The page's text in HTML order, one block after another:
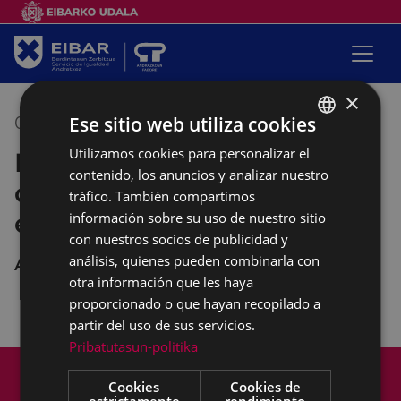
02/11/2021 10:00- 12:00
Empalabramiento: clases de
castellano con perspectiva
empoderante
Andretxea
Mapa del Sitio
Política de cookies
Contacto
BASQUE
SPANISH
×
Ese sitio web utiliza cookies
Utilizamos cookies para personalizar el
contenido, los anuncios y analizar nuestro
tráfico. También compartimos
información sobre su uso de nuestro sitio
con nuestros socios de publicidad y
análisis, quienes pueden combinarla con
otra información que les haya
proporcionado o que hayan recopilado a
partir del uso de sus servicios.
Pribatutasun-politika
Cookies
Cookies de